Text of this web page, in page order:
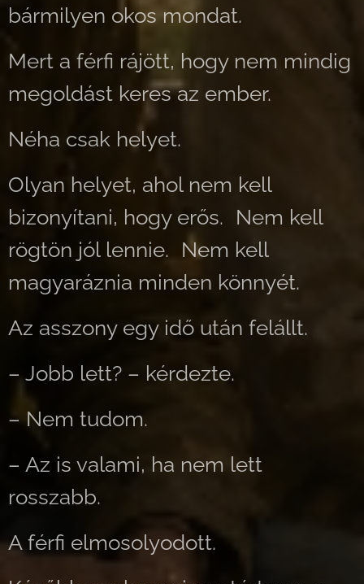
bármilyen okos mondat.
Mert a férfi rájött, hogy nem mindig
megoldást keres az ember.
Néha csak helyet.
Olyan helyet, ahol nem kell
bizonyítani, hogy erős. Nem kell
rögtön jól lennie. Nem kell
magyaráznia minden könnyét.
Az asszony egy idő után felállt.
– Jobb lett? – kérdezte.
– Nem tudom.
– Az is valami, ha nem lett
rosszabb.
A férfi elmosolyodott.